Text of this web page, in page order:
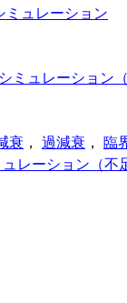
ミュレーション
シミュレーション
衰 ， 過減衰 ， 臨
ュレーション（不